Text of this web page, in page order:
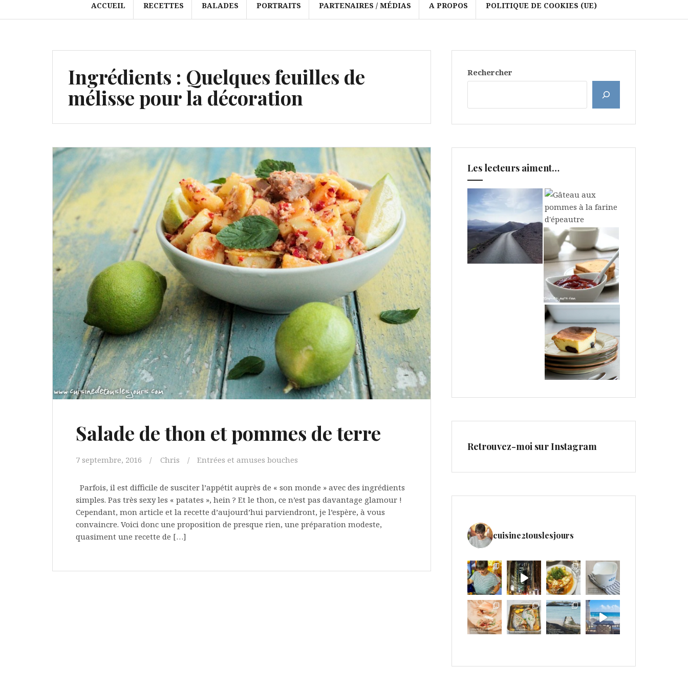
ACCUEIL RECETTES BALADES PORTRAITS PARTENAIRES / MÉDIAS A PROPOS POLITIQUE DE COOKIES (UE)
Ingrédients : Quelques feuilles de
mélisse pour la décoration
Salade de thon et pommes de terre
7 septembre, 2016 Chris Entrées et amuses bouches
Parfois, il est difficile de susciter l’appétit auprès de « son monde » avec des ingrédients
simples. Pas très sexy les « patates », hein ? Et le thon, ce n’est pas davantage glamour !
Cependant, mon article et la recette d’aujourd’hui parviendront, je l’espère, à vous
convaincre. Voici donc une proposition de presque rien, une préparation modeste,
quasiment une recette de […]
Rechercher
Les lecteurs aiment…
Retrouvez-moi sur Instagram
cuisine2touslesjours